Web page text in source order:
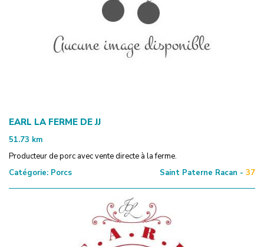
EARL LA FERME DE JJ
51.73 km
Producteur de porc avec vente directe à la ferme.
Catégorie: Porcs Saint Paterne Racan - 37